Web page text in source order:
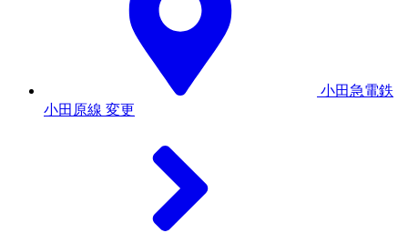
小田急電鉄
小田原線 変更